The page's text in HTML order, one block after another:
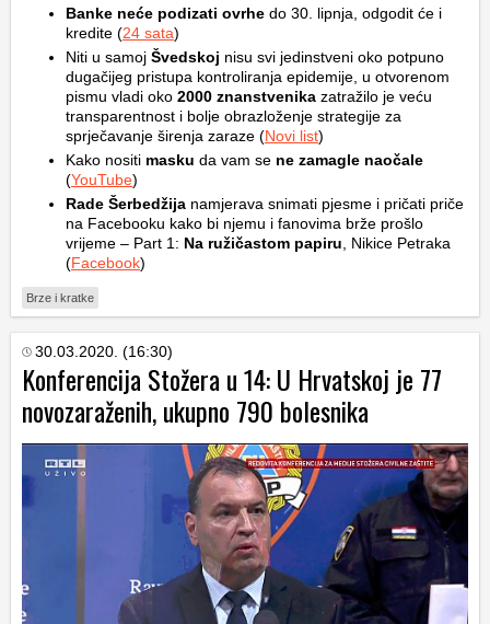
Banke neće podizati ovrhe do 30. lipnja, odgodit će i
kredite (24 sata)
Niti u samoj Švedskoj nisu svi jedinstveni oko potpuno
dugačijeg pristupa kontroliranja epidemije, u otvorenom
pismu vladi oko 2000 znanstvenika zatražilo je veću
transparentnost i bolje obrazloženje strategije za
sprječavanje širenja zaraze (Novi list)
Kako nositi masku da vam se ne zamagle naočale
(YouTube)
Rade Šerbedžija namjerava snimati pjesme i pričati priče
na Facebooku kako bi njemu i fanovima brže prošlo
vrijeme – Part 1: Na ružičastom papiru , Nikice Petraka
(Facebook)
Brze i kratke
30.03.2020. (16:30)
Konferencija Stožera u 14: U Hrvatskoj je 77
novozaraženih, ukupno 790 bolesnika